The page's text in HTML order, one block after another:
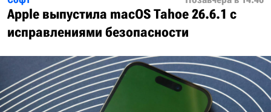
Apple выпустила macOS Tahoe 26.6.1 с
исправлениями безопасности